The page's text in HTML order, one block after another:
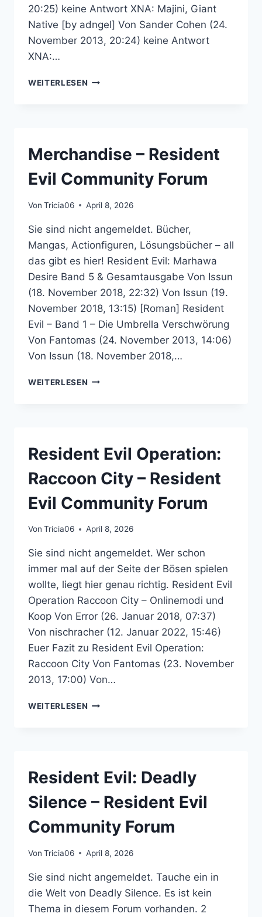
20:25) keine Antwort XNA: Majini, Giant
Native [by adngel] Von Sander Cohen (24.
November 2013, 20:24) keine Antwort
XNA:…
WEITERLESEN XNA
Merchandise – Resident
Evil Community Forum
Von Tricia06 April 8, 2026
Sie sind nicht angemeldet. Bücher,
Mangas, Actionfiguren, Lösungsbücher – all
das gibt es hier! Resident Evil: Marhawa
Desire Band 5 & Gesamtausgabe Von Issun
(18. November 2018, 22:32) Von Issun (19.
November 2018, 13:15) [Roman] Resident
Evil – Band 1 – Die Umbrella Verschwörung
Von Fantomas (24. November 2013, 14:06)
Von Issun (18. November 2018,…
WEITERLESEN MERCHANDISE
Resident Evil Operation:
Raccoon City – Resident
Evil Community Forum
Von Tricia06 April 8, 2026
Sie sind nicht angemeldet. Wer schon
immer mal auf der Seite der Bösen spielen
wollte, liegt hier genau richtig. Resident Evil
Operation Raccoon City – Onlinemodi und
Koop Von Error (26. Januar 2018, 07:37)
Von nischracher (12. Januar 2022, 15:46)
Euer Fazit zu Resident Evil Operation:
Raccoon City Von Fantomas (23. November
2013, 17:00) Von…
WEITERLESEN RESIDENT
RESIDENT
COMMUNITY
Resident Evil: Deadly
Silence – Resident Evil
Community Forum
Von Tricia06 April 8, 2026
Sie sind nicht angemeldet. Tauche ein in
die Welt von Deadly Silence. Es ist kein
Thema in diesem Forum vorhanden. 2